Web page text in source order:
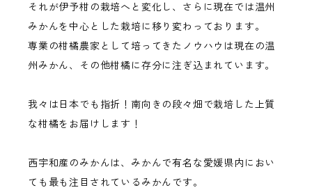
それが伊予柑の栽培へと変化し、さらに現在では温州
みかんを中心とした栽培に移り変わっております。
専業の柑橘農家として培ってきたノウハウは現在の温
州みかん、その他柑橘に存分に注ぎ込まれています。
我々は日本でも指折！南向きの段々畑で栽培した上質
な柑橘をお届けします！
西宇和産のみかんは、みかんで有名な愛媛県内におい
ても最も注目されているみかんです。